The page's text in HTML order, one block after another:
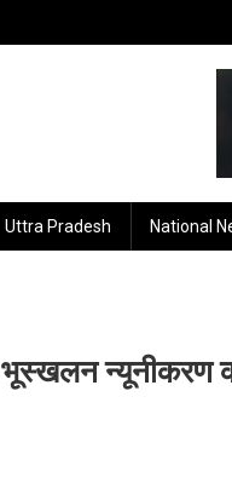
Uttra Pradesh National
न्यूनीकरण